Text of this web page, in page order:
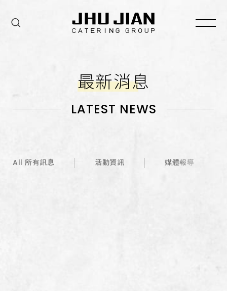
最新消息
LATEST NEWS
All 所有訊息 活動資訊 媒體報導